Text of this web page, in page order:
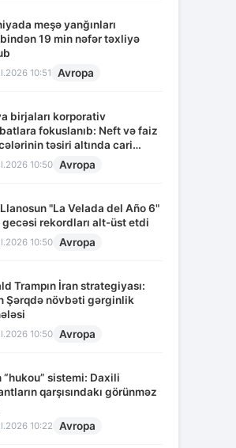
meşə yanğınları
19 min nəfər təxliyə
10:51 Avropa
birjaları korporativ
fokuslanıb: Neft və faiz
təsiri altında cari
10:50 Avropa
"La Velada del Año 6"
gecəsi rekordları alt-üst etdi
10:50 Avropa
Trampın İran strategiyası:
Şərqdə növbəti gərginlik
10:50 Avropa
“hukou” sistemi: Daxili
qarşısındakı görünməz
10:22 Avropa